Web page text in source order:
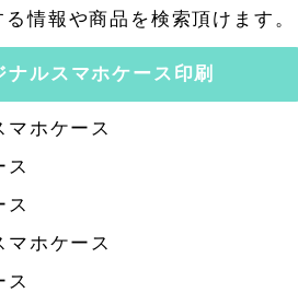
情報や商品を検索頂けます。
ナルスマホケース印刷
マホケース
ス
ス
マホケース
ス